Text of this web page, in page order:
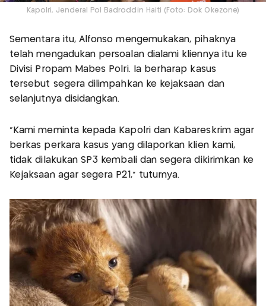
Kapolri, Jenderal Pol Badroddin Haiti (Foto: Dok Okezone)
Sementara itu, Alfonso mengemukakan, pihaknya
telah mengadukan persoalan dialami kliennya itu ke
Divisi Propam Mabes Polri. Ia berharap kasus
tersebut segera dilimpahkan ke kejaksaan dan
selanjutnya disidangkan.
"Kami meminta kepada Kapolri dan Kabareskrim agar
berkas perkara kasus yang dilaporkan klien kami,
tidak dilakukan SP3 kembali dan segera dikirimkan ke
Kejaksaan agar segera P21," tuturnya.